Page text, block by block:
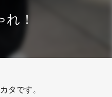
！
タです。